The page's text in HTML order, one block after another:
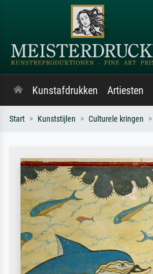
Kunstafdrukken Artiesten
Start Kunststijlen Culturele kringen